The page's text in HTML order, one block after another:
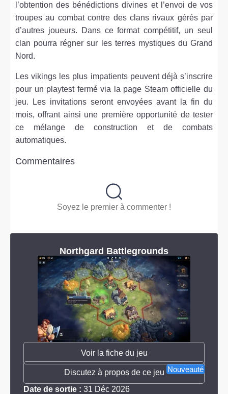
l’obtention des bénédictions divines et l’envoi de vos
troupes au combat contre des clans rivaux gérés par
d’autres joueurs. Dans ce format compétitif, un seul
clan pourra régner sur les terres mystiques du Grand
Nord.
Les vikings les plus impatients peuvent déjà s’inscrire
pour un playtest fermé via la page Steam officielle du
jeu. Les invitations seront envoyées avant la fin du
mois, offrant ainsi une première opportunité de tester
ce mélange de construction et de combats
automatiques.
Commentaires
Soyez le premier à commenter !
Northgard Battlegrounds
Voir la fiche du jeu
Nouveauté
Discutez à propos de ce jeu
Date de sortie : 31 Déc 2026